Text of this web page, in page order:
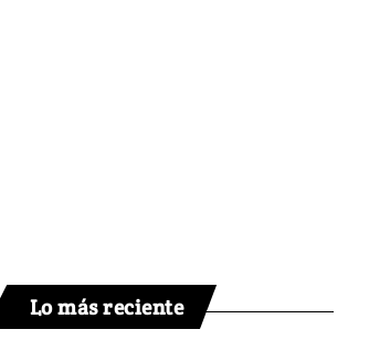
Lo más reciente